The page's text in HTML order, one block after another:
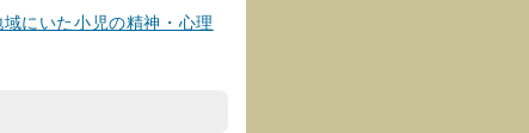
にいた小児の精神・心理